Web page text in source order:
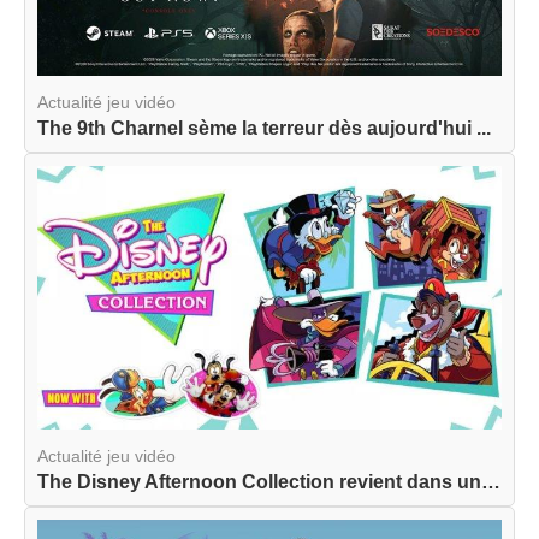
Actualité jeu vidéo
The 9th Charnel sème la terreur dès aujourd'hui ...
Actualité jeu vidéo
The Disney Afternoon Collection revient dans une...